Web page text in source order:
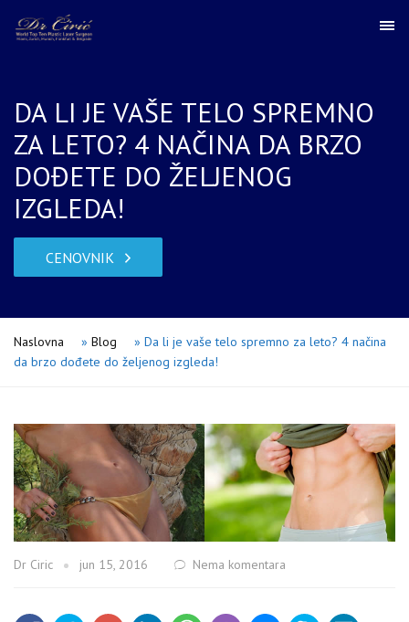
DA LI JE VAŠE TELO SPREMNO
ZA LETO? 4 NAČINA DA BRZO
DOĐETE DO ŽELJENOG
IZGLEDA!
CENOVNIK
Naslovna » Blog » Da li je vaše telo spremno za leto? 4 načina
da brzo dođete do željenog izgleda!
Dr Ciric jun 15, 2016 Nema komentara